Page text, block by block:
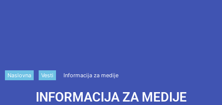
Naslovna Vesti Informacija za medije
INFORMACIJA ZA MEDIJE